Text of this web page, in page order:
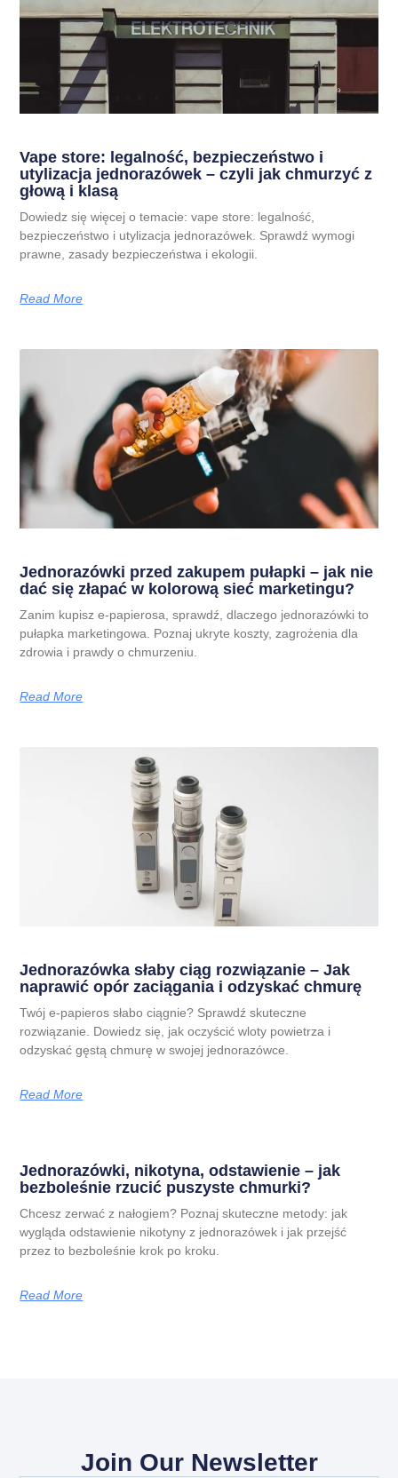
Vape store: legalność, bezpieczeństwo i
utylizacja jednorazówek – czyli jak chmurzyć z
głową i klasą
Dowiedz się więcej o temacie: vape store: legalność,
bezpieczeństwo i utylizacja jednorazówek. Sprawdź wymogi
prawne, zasady bezpieczeństwa i ekologii.
Read More
Jednorazówki przed zakupem pułapki – jak nie
dać się złapać w kolorową sieć marketingu?
Zanim kupisz e-papierosa, sprawdź, dlaczego jednorazówki to
pułapka marketingowa. Poznaj ukryte koszty, zagrożenia dla
zdrowia i prawdy o chmurzeniu.
Read More
Jednorazówka słaby ciąg rozwiązanie – Jak
naprawić opór zaciągania i odzyskać chmurę
Twój e-papieros słabo ciągnie? Sprawdź skuteczne
rozwiązanie. Dowiedz się, jak oczyścić wloty powietrza i
odzyskać gęstą chmurę w swojej jednorazówce.
Read More
Jednorazówki, nikotyna, odstawienie – jak
bezboleśnie rzucić puszyste chmurki?
Chcesz zerwać z nałogiem? Poznaj skuteczne metody: jak
wygląda odstawienie nikotyny z jednorazówek i jak przejść
przez to bezboleśnie krok po kroku.
Read More
Join Our Newsletter